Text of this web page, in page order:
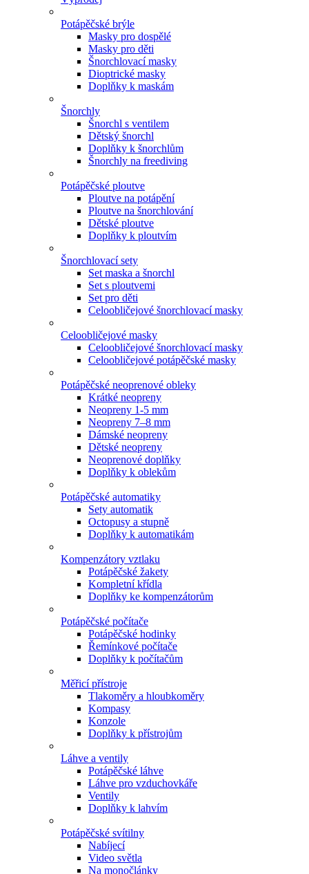
Potápěčské brýle
Masky pro dospělé
Masky pro děti
Šnorchlovací masky
Dioptrické masky
Doplňky k maskám
Šnorchly
Šnorchl s ventilem
Dětský šnorchl
Doplňky k šnorchlům
Šnorchly na freediving
Potápěčské ploutve
Ploutve na potápění
Ploutve na šnorchlování
Dětské ploutve
Doplňky k ploutvím
Šnorchlovací sety
Set maska a šnorchl
Set s ploutvemi
Set pro děti
Celoobličejové šnorchlovací masky
Celoobličejové masky
Celoobličejové šnorchlovací masky
Celoobličejové potápěčské masky
Potápěčské neoprenové obleky
Krátké neopreny
Neopreny 1-5 mm
Neopreny 7–8 mm
Dámské neopreny
Dětské neopreny
Neoprenové doplňky
Doplňky k oblekům
Potápěčské automatiky
Sety automatik
Octopusy a stupně
Doplňky k automatikám
Kompenzátory vztlaku
Potápěčské žakety
Kompletní křídla
Doplňky ke kompenzátorům
Potápěčské počítače
Potápěčské hodinky
Řemínkové počítače
Doplňky k počítačům
Měřicí přístroje
Tlakoměry a hloubkoměry
Kompasy
Konzole
Doplňky k přístrojům
Láhve a ventily
Potápěčské láhve
Láhve pro vzduchovkáře
Ventily
Doplňky k lahvím
Potápěčské svítilny
Nabíjecí
Video světla
Na monočlánky